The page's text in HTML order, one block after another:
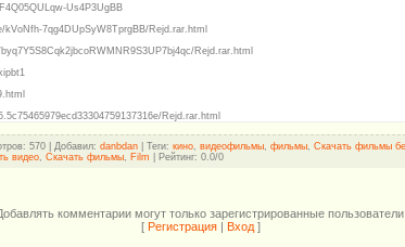
Us4P3UgBB
7qg4DUpSyW8TprgBB/Rejd.rar.html
Rejd.rar.html
Rejd.rar.html
: 570 | Добавил: danbdan Теги: кино видеофильмы фильмы Скачать фильмы
видео Скачать фильмы Film Рейтинг: 0.0/0
комментарии могут только зарегистрированные пользователи.
[ Регистрация | Вход ]